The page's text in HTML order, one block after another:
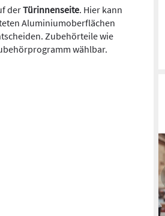
derTürinnenseite. Hier kann
Aluminiumoberflächen
Zubehörteile wie
wählbar.